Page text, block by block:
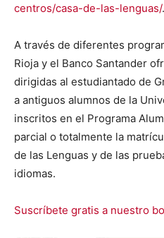
centros/casa-de-las-lenguas/.
A través de diferentes
Rioja y el Banco Santander
dirigidas al estudiantado de
a antiguos alumnos de la
inscritos en el Programa
parcial o totalmente la
de las Lenguas y de las
idiomas.
Suscríbete gratis a nuestro